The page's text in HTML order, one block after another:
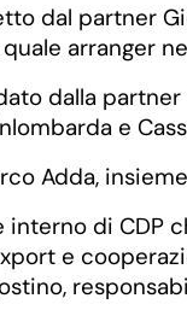
dal partner
arranger
dalla
e
Adda,
interno di CDP
e